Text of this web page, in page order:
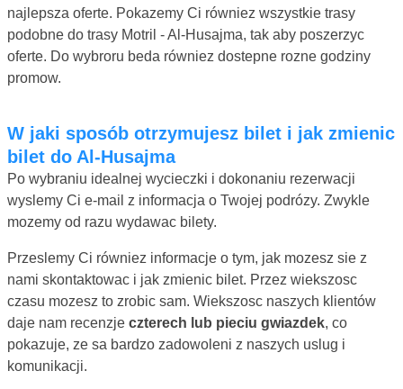
najlepsza oferte. Pokazemy Ci równiez wszystkie trasy
podobne do trasy Motril - Al-Husajma, tak aby poszerzyc
oferte. Do wybroru beda równiez dostepne rozne godziny
promow.
W jaki sposób otrzymujesz bilet i jak zmienic
bilet do Al-Husajma
Po wybraniu idealnej wycieczki i dokonaniu rezerwacji
wyslemy Ci e-mail z informacja o Twojej podrózy. Zwykle
mozemy od razu wydawac bilety.
Przeslemy Ci równiez informacje o tym, jak mozesz sie z
nami skontaktowac i jak zmienic bilet. Przez wiekszosc
czasu mozesz to zrobic sam. Wiekszosc naszych klientów
daje nam recenzje czterech lub pieciu gwiazdek, co
pokazuje, ze sa bardzo zadowoleni z naszych uslug i
komunikacji.